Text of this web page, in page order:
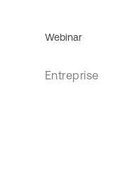
Webinar
Entreprise